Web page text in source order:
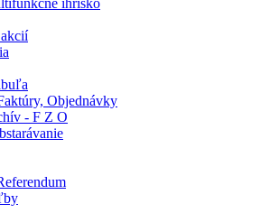
ihrisko
Objednávky
- F Z O